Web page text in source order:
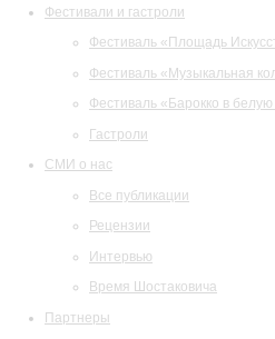
Фестивали и гастроли
Фестиваль «Площадь
Фестиваль «Музыкальная
Фестиваль «Барокко в белую
Гастроли
СМИ о нас
Все публикации
Рецензии
Интервью
Время Шостаковича
Партнеры